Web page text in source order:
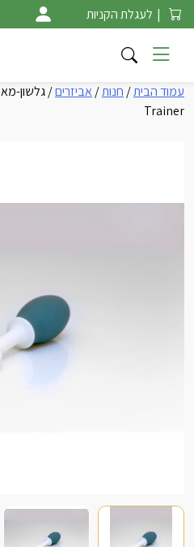
Skip
to
content
| לעגלת הקניות
עמוד הבית/ חנות/ אביזרים
Trainer